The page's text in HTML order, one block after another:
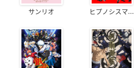
サンリオ ヒプノシスマ...